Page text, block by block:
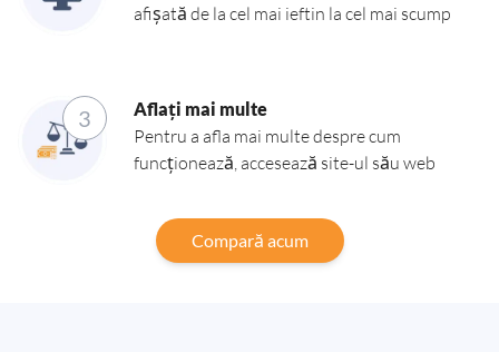
afișată de la cel mai ieftin la cel mai scump
3 Aflați mai multe
Pentru a afla mai multe despre cum
funcționează, accesează site-ul său web
Compară acum